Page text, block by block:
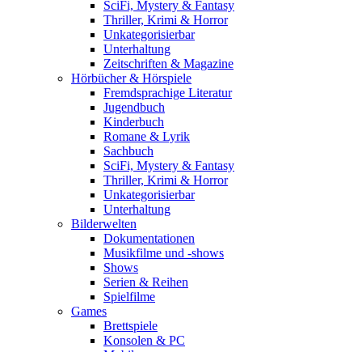
SciFi, Mystery & Fantasy
Thriller, Krimi & Horror
Unkategorisierbar
Unterhaltung
Zeitschriften & Magazine
Hörbücher & Hörspiele
Fremdsprachige Literatur
Jugendbuch
Kinderbuch
Romane & Lyrik
Sachbuch
SciFi, Mystery & Fantasy
Thriller, Krimi & Horror
Unkategorisierbar
Unterhaltung
Bilderwelten
Dokumentationen
Musikfilme und -shows
Shows
Serien & Reihen
Spielfilme
Games
Brettspiele
Konsolen & PC